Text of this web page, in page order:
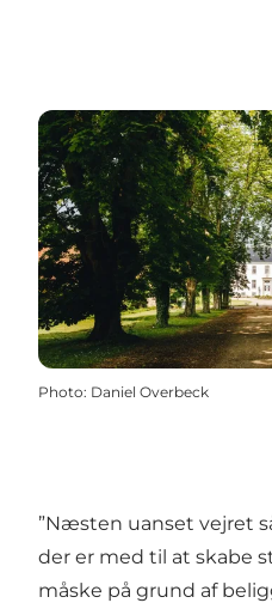
Photo: Daniel Overbeck
”Næsten uanset vejret
der er med til at skabe
måske på grund af